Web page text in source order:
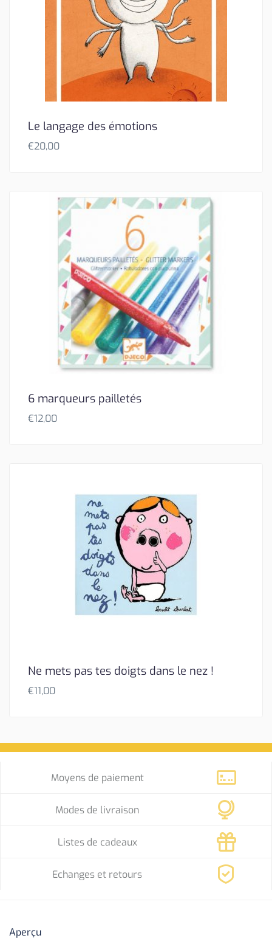
Le langage des émotions
€20,00
6 marqueurs pailletés
€12,00
Ne mets pas tes doigts dans le nez !
€11,00
Moyens de paiement
Modes de livraison
Listes de cadeaux
Echanges et retours
Aperçu